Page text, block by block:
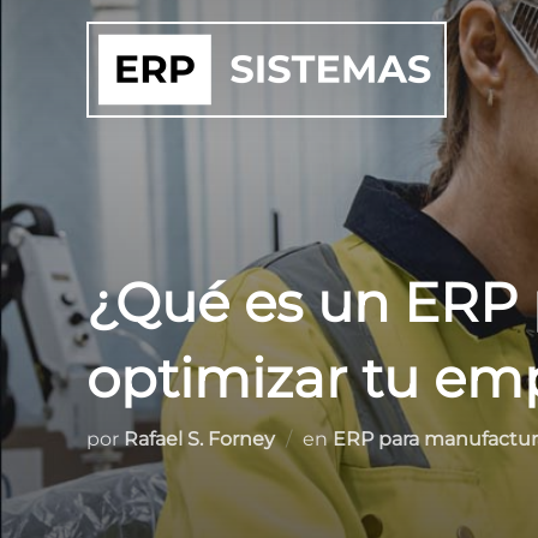
¿Qué es un
optimizar tu
por Rafael S. Forney enERP para